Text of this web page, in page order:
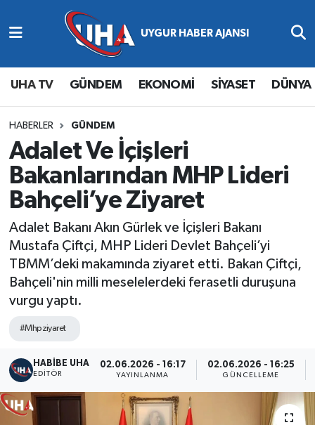
UHA TV GÜNDEM EKONOMİ SİYASET DÜNYA
HABERLER GÜNDEM
Adalet Ve İçişleri
Bakanlarından MHP Lideri
Bahçeli’ye Ziyaret
Adalet Bakanı Akın Gürlek ve İçişleri Bakanı
Mustafa Çiftçi, MHP Lideri Devlet Bahçeli’yi
TBMM’deki makamında ziyaret etti. Bakan Çiftçi,
Bahçeli'nin milli meselelerdeki ferasetli duruşuna
vurgu yaptı.
#Mhpziyaret
HABİBE UHA
EDITÖR
02.06.2026 - 16:17
YAYINLANMA
02.06.2026 - 16:25
GÜNCELLEME
Abone Ol
Gündem
Ekonomi
Magazin
Siyaset
Spor
Yaşam
Nöbetçi Eczaneler
Hava Durumu
Namaz Vakitleri
Trafik Durumu
Süper Lig Puan Durumu ve Fikstür
Tüm Manşetler
Son Dakika Haberleri
Haber Arşivi